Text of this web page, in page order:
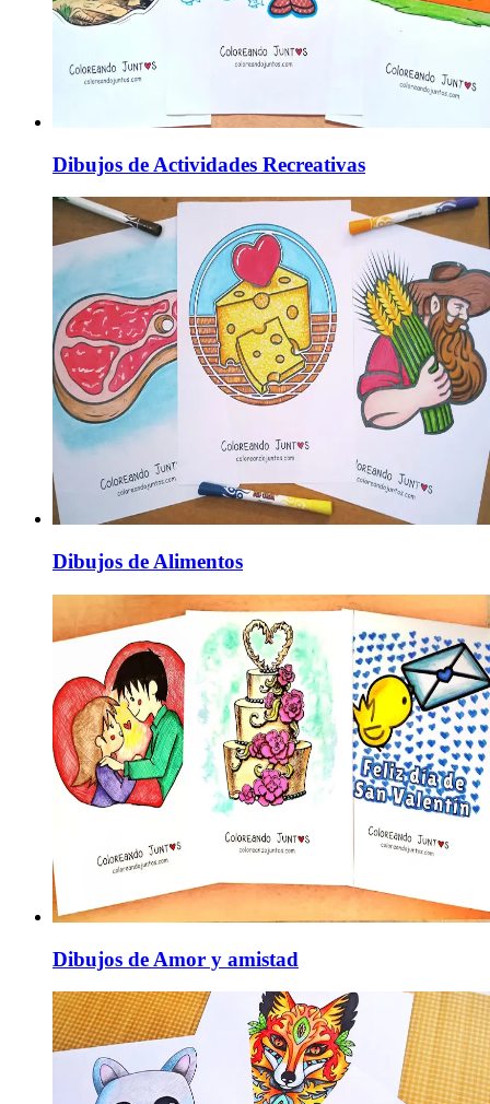
Dibujos de Actividades Recreativas
Dibujos de Alimentos
Dibujos de Amor y amistad